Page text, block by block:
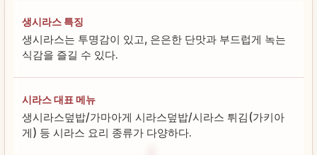
생시라스 특징
생시라스는 투명감이 있고, 은은한 단맛과 부드럽게 녹는
식감을 즐길 수 있다.
시라스 대표 메뉴
생시라스덮밥/가마아게 시라스덮밥/시라스 튀김(가키아
게) 등 시라스 요리 종류가 다양하다.